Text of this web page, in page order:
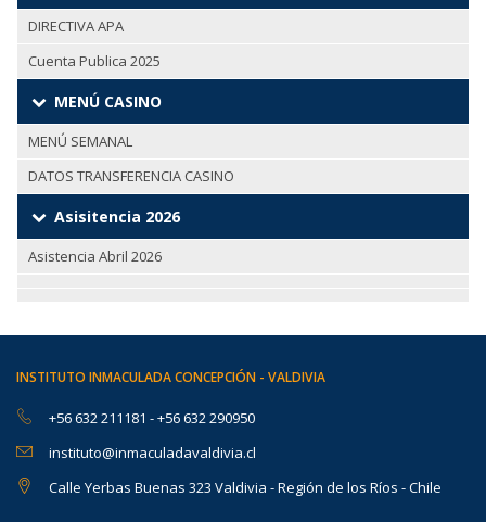
DIRECTIVA APA
Cuenta Publica 2025
MENÚ CASINO
MENÚ SEMANAL
DATOS TRANSFERENCIA CASINO
Asisitencia 2026
Asistencia Abril 2026
INSTITUTO INMACULADA CONCEPCIÓN - VALDIVIA
+56 632 211181 -+56 632 290950
instituto@inmaculadavaldivia.cl
Calle Yerbas Buenas 323 Valdivia - Región de los Ríos - Chile